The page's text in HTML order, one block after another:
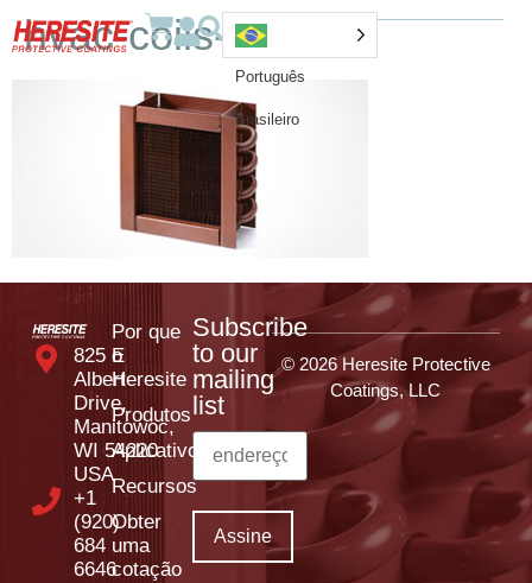
Português
Brasileiro
hvac-coils-1
825 E
Albert
Drive,
Manitowoc,
WI 54220
USA
+1
(920)
684
6646
Por que
o
Heresite
Produtos
Aplicativos
Recursos
Obter
uma
cotação
Subscribe
to our
mailing
list
© 2026 Heresite Protective
Coatings, LLC